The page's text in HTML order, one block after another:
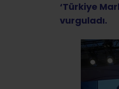
‘Türkiye
vurguladı.